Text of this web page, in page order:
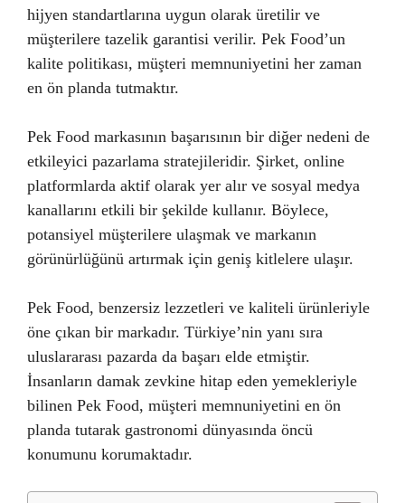
hijyen standartlarına uygun olarak üretilir ve
müşterilere tazelik garantisi verilir. Pek Food’un
kalite politikası, müşteri memnuniyetini her zaman
en ön planda tutmaktır.
Pek Food markasının başarısının bir diğer nedeni de
etkileyici pazarlama stratejileridir. Şirket, online
platformlarda aktif olarak yer alır ve sosyal medya
kanallarını etkili bir şekilde kullanır. Böylece,
potansiyel müşterilere ulaşmak ve markanın
görünürlüğünü artırmak için geniş kitlelere ulaşır.
Pek Food, benzersiz lezzetleri ve kaliteli ürünleriyle
öne çıkan bir markadır. Türkiye’nin yanı sıra
uluslararası pazarda da başarı elde etmiştir.
İnsanların damak zevkine hitap eden yemekleriyle
bilinen Pek Food, müşteri memnuniyetini en ön
planda tutarak gastronomi dünyasında öncü
konumunu korumaktadır.